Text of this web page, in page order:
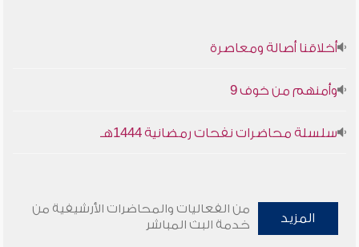
أخلاقنا أصالة ومعاصرة
وأمنهم من خوف 9
سلسلة محاضرات نفحات رمضانية 1444هـ
المزيد
من الفعاليات والمحاضرات الأرشيفية من
خدمة البث المباشر